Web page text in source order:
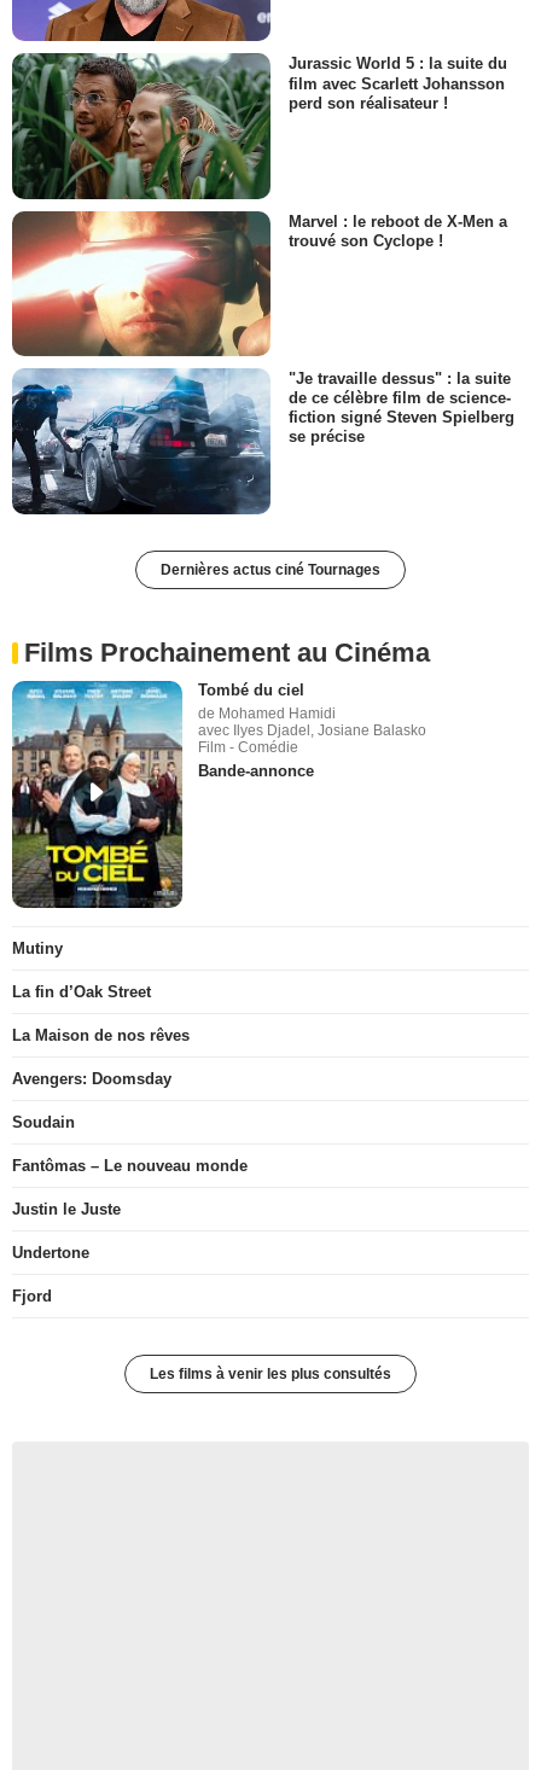
Jurassic World 5 : la suite du
film avec Scarlett Johansson
perd son réalisateur !
Marvel : le reboot de X-Men a
trouvé son Cyclope !
"Je travaille dessus" : la suite
de ce célèbre film de science-
fiction signé Steven Spielberg
se précise
Dernières actus ciné Tournages
Films Prochainement au Cinéma
Tombé du ciel
de Mohamed Hamidi
avec Ilyes Djadel, Josiane Balasko
Film - Comédie
Bande-annonce
Mutiny
La fin d’Oak Street
La Maison de nos rêves
Avengers: Doomsday
Soudain
Fantômas – Le nouveau monde
Justin le Juste
Undertone
Fjord
Les films à venir les plus consultés